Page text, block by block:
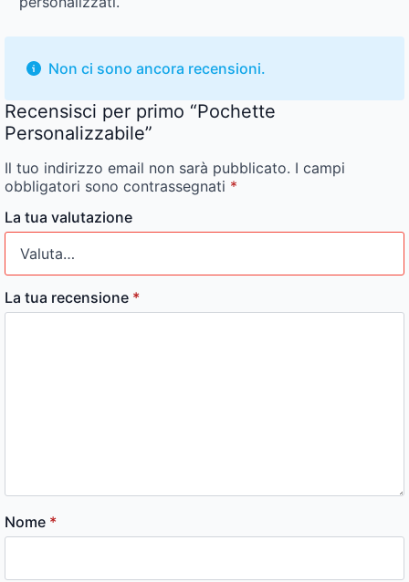
Non ci sono ancora recensioni.
Recensisci per primo “Pochette
Personalizzabile”
Il tuo indirizzo email non sarà pubblicato. I campi
obbligatori sono contrassegnati *
La tua valutazione
La tua recensione *
Nome *